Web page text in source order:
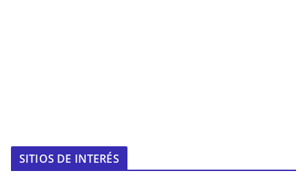
SITIOS DE INTERÉS